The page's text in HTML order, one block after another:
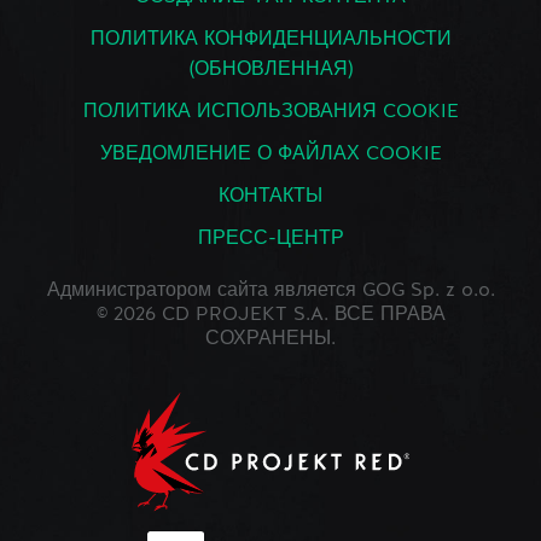
Лавк: рыцарь
Огроид, Символ, Рыцарь
отряд.
Лавк: рыцарь
случайный отряд в вашей
руке на 2 ед.
ПОЛИТИКА КОНФИДЕНЦИАЛЬНОСТИ
(ОБНОВЛЕННАЯ)
ПОЛИТИКА ИСПОЛЬЗОВАНИЯ COOKIE
УВЕДОМЛЕНИЕ О ФАЙЛАХ COOKIE
КОНТАКТЫ
ПРЕСС-ЦЕНТР
Администратором сайта является GOG Sp. z o.o.
© 2026 CD PROJEKT S.A. ВСЕ ПРАВА
СОХРАНЕНЫ.